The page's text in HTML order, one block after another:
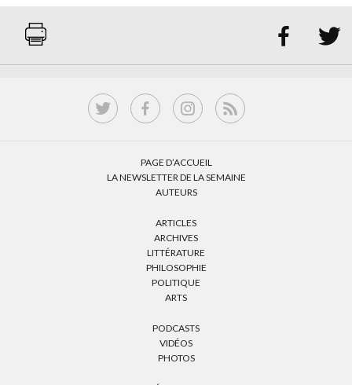
 
PAGE D’ACCUEIL
LA NEWSLETTER DE LA SEMAINE
AUTEURS
ARTICLES
ARCHIVES
LITTÉRATURE
PHILOSOPHIE
POLITIQUE
ARTS
PODCASTS
VIDÉOS
PHOTOS